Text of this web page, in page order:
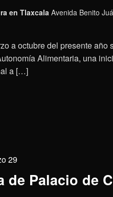
en TlaxcalaAvenida Benito
a octubre del presente
Alimentaria, una
a […]
de Palacio de
29